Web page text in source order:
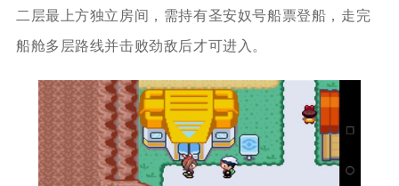
二层最上方独立房间，需持有圣安奴号船票登船，走完
船舱多层路线并击败劲敌后才可进入。